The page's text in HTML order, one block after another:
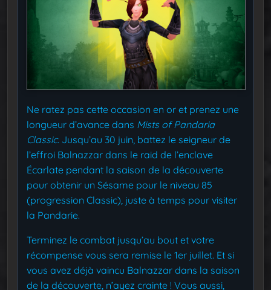
Ne ratez pas cette occasion en or et prenez une
longueur d’avance dans Mists of Pandaria
Classic. Jusqu’au 30 juin, battez le seigneur de
l’effroi Balnazzar dans le raid de l’enclave
Écarlate pendant la saison de la découverte
pour obtenir un Sésame pour le niveau 85
(progression Classic), juste à temps pour visiter
la Pandarie.
Terminez le combat jusqu’au bout et votre
récompense vous sera remise le 1er juillet. Et si
vous avez déjà vaincu Balnazzar dans la saison
de la découverte, n’ayez crainte ! Vous aussi,